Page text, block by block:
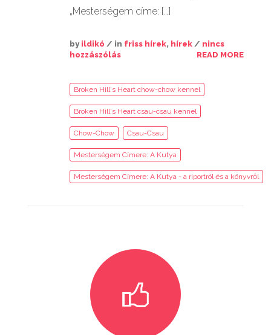
„Mesterségem címe: […]
by ildikó / in friss hírek, hírek / nincs
hozzászólás
READ MORE
Broken Hill's Heart chow-chow kennel
Broken Hill's Heart csau-csau kennel
Chow-Chow Csau-Csau
Mesterségem Címere: A Kutya
Mesterségem Címere: A Kutya - a riportról és a könyvről